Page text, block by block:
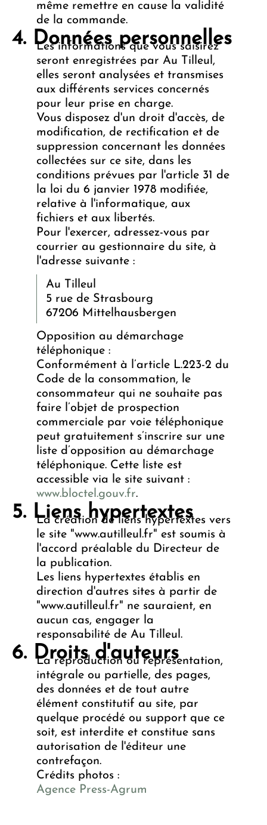
même remettre en cause la validité
de la commande.
Données personnelles
Les informations que vous saisirez
seront enregistrées par Au Tilleul,
elles seront analysées et transmises
aux différents services concernés
pour leur prise en charge.
Vous disposez d'un droit d'accès, de
modification, de rectification et de
suppression concernant les données
collectées sur ce site, dans les
conditions prévues par l'article 31 de
la loi du 6 janvier 1978 modifiée,
relative à l'informatique, aux
fichiers et aux libertés.
Pour l'exercer, adressez-vous par
courrier au gestionnaire du site, à
l'adresse suivante :
Au Tilleul
5 rue de Strasbourg
67206 Mittelhausbergen
Opposition au démarchage
téléphonique :
Conformément à l’article L.223-2 du
Code de la consommation, le
consommateur qui ne souhaite pas
faire l’objet de prospection
commerciale par voie téléphonique
peut gratuitement s’inscrire sur une
liste d’opposition au démarchage
téléphonique. Cette liste est
accessible via le site suivant :
www.bloctel.gouv.fr.
Liens hypertextes
La création de liens hypertextes vers
le site "www.autilleul.fr" est soumis à
l'accord préalable du Directeur de
la publication.
Les liens hypertextes établis en
direction d'autres sites à partir de
"www.autilleul.fr" ne sauraient, en
aucun cas, engager la
responsabilité de Au Tilleul.
Droits d'auteurs
La reproduction ou représentation,
intégrale ou partielle, des pages,
des données et de tout autre
élément constitutif au site, par
quelque procédé ou support que ce
soit, est interdite et constitue sans
autorisation de l'éditeur une
contrefaçon.
Crédits photos :
Agence Press-Agrum